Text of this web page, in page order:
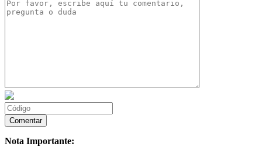
Nota Importante: